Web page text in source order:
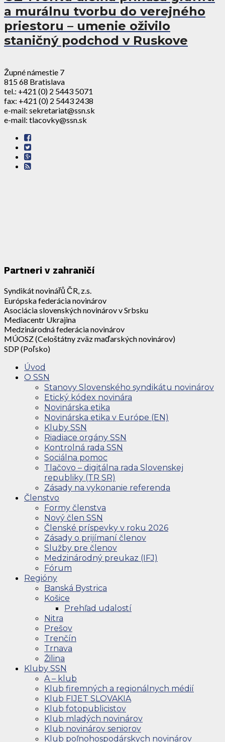
a murálnu tvorbu do verejného
priestoru – umenie oživilo
staničný podchod v Ruskove
Župné námestie 7
815 68 Bratislava
tel.: +421 (0) 2 5443 5071
fax: +421 (0) 2 5443 2438
e-mail: sekretariat@ssn.sk
e-mail: tlacovky@ssn.sk
Partneri v zahraničí
Syndikát novinářů ČR, z.s.
Európska federácia novinárov
Asociácia slovenských novinárov v Srbsku
Mediacentr Ukrajina
Medzinárodná federácia novinárov
MÚOSZ (Celoštátny zväz maďarských novinárov)
SDP (Poľsko)
Úvod
O SSN
Stanovy Slovenského syndikátu novinárov
Etický kódex novinára
Novinárska etika
Novinárska etika v Európe (EN)
Kluby SSN
Riadiace orgány SSN
Kontrolná rada SSN
Sociálna pomoc
Tlačovo – digitálna rada Slovenskej
republiky (TR SR)
Zásady na vykonanie referenda
Členstvo
Formy členstva
Nový člen SSN
Členské príspevky v roku 2026
Zásady o prijímaní členov
Služby pre členov
Medzinárodný preukaz (IFJ)
Fórum
Regióny
Banská Bystrica
Košice
Prehľad udalostí
Nitra
Prešov
Trenčín
Trnava
Žilina
Kluby SSN
A – klub
Klub firemných a regionálnych médií
Klub FIJET SLOVAKIA
Klub fotopublicistov
Klub mladých novinárov
Klub novinárov seniorov
Klub poľnohospodárskych novinárov